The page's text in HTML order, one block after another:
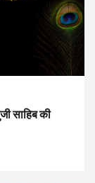
साहिब की